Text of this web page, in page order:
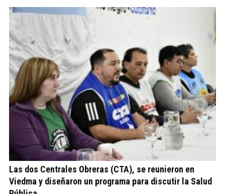
Las dos Centrales Obreras (CTA), se reunieron en
Viedma y diseñaron un programa para discutir la Salud